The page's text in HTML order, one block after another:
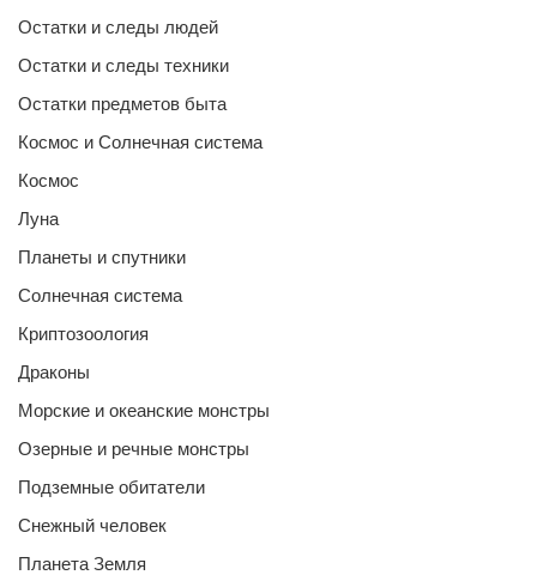
Остатки и следы людей
Остатки и следы техники
Остатки предметов быта
Космос и Солнечная система
Космос
Луна
Планеты и спутники
Солнечная система
Криптозоология
Драконы
Морские и океанские монстры
Озерные и речные монстры
Подземные обитатели
Снежный человек
Планета Земля